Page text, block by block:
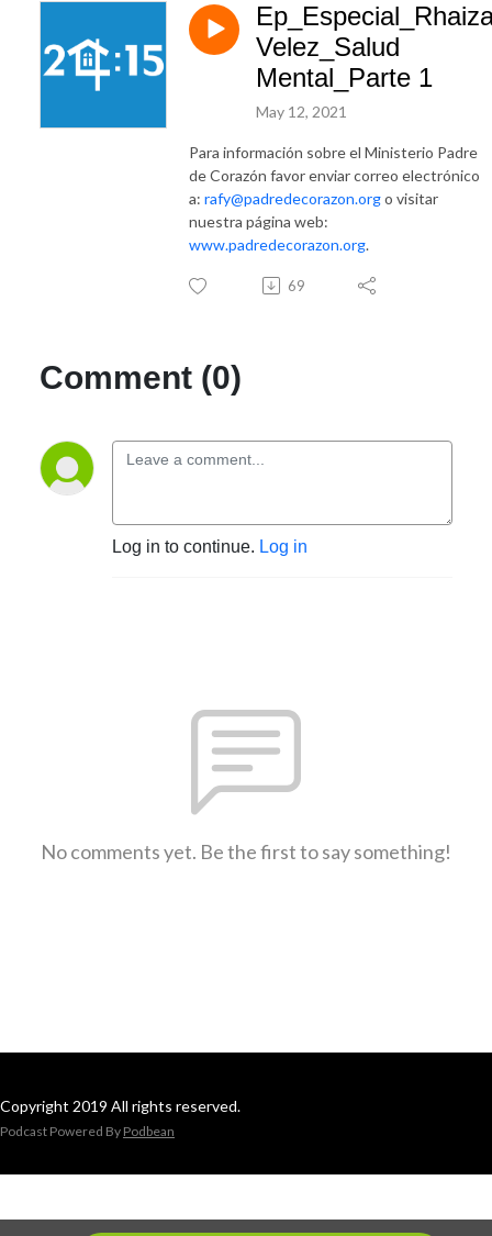
Velez_Salud
Mental_Parte 1
May 12, 2021
Para información sobre el Ministerio Padre
de Corazón favor enviar correo electrónico
a: rafy@padredecorazon.orgo visitar
nuestra página web:
www.padredecorazon.org.
69
Comment (0)
Log in to continue. Log in
No comments yet. Be the first to say something!
Copyright 2019 All rights reserved.
Podcast Powered By Podbean